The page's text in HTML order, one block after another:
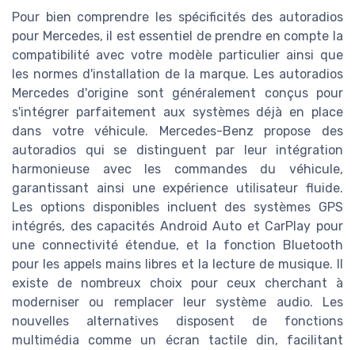
Pour bien comprendre les spécificités des autoradios
pour Mercedes, il est essentiel de prendre en compte la
compatibilité avec votre modèle particulier ainsi que
les normes d'installation de la marque. Les autoradios
Mercedes d'origine sont généralement conçus pour
s'intégrer parfaitement aux systèmes déjà en place
dans votre véhicule. Mercedes-Benz propose des
autoradios qui se distinguent par leur intégration
harmonieuse avec les commandes du véhicule,
garantissant ainsi une expérience utilisateur fluide.
Les options disponibles incluent des systèmes GPS
intégrés, des capacités Android Auto et CarPlay pour
une connectivité étendue, et la fonction Bluetooth
pour les appels mains libres et la lecture de musique. Il
existe de nombreux choix pour ceux cherchant à
moderniser ou remplacer leur système audio. Les
nouvelles alternatives disposent de fonctions
multimédia comme un écran tactile din, facilitant